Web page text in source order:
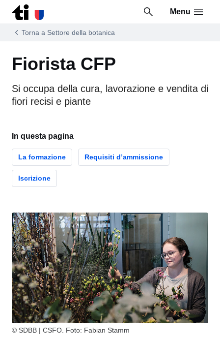
Vai al contenuto della pagina
Vai al piè di pagina
Menu
Torna a Settore della botanica
Fiorista CFP
Si occupa della cura, lavorazione e vendita di
fiori recisi e piante
In questa pagina
La formazione Requisiti d’ammissione
Iscrizione
© SDBB | CSFO. Foto: Fabian Stamm